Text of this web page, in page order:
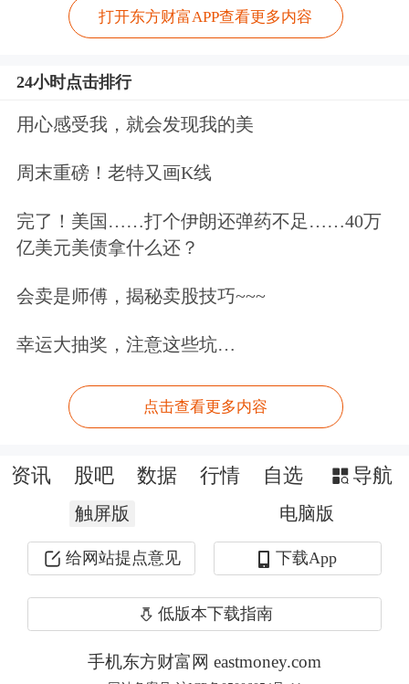
从具体业务板块来看，增值服务业务一
元，同比增长6%；国际市场游戏收入
为人民币188亿元，同比增长13%（按
固定汇率计算为14%）。
元，同比大幅增长20%。腾讯在财报中
解释：“我们升级了AI驱动的广告推荐
模型，扩展了微信生态系统内的闭环营
销能力，从而带动广告表现提升及广告
此外，金融科技及企业服务业务收入为
598.85亿元，同比增长9%。其中，企业
服务收入同比增长20%，得益于国内与
海外市场需求上升（包括AI相关服务需
求）及更有利的定价环境，推动了云服
打开东方财富APP查看更多内容
24小时点击排行
用心感受我，就会发现我的美
周末重磅！老特又画K线
完了！美国……打个伊朗还弹药不足……40万
亿美元美债拿什么还？
会卖是师傅，揭秘卖股技巧~~~
幸运大抽奖，注意这些坑…
点击查看更多内容
资讯 股吧 数据 行情 自选 导航
触屏版 电脑版
给网站提点意见 下载App
低版本下载指南
手机东方财富网 eastmoney.com